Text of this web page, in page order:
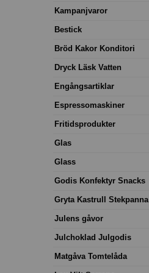
Kampanjvaror
Bestick
Bröd Kakor Konditori
Dryck Läsk Vatten
Engångsartiklar
Espressomaskiner
Fritidsprodukter
Glas
Glass
Godis Konfektyr Snacks
Gryta Kastrull Stekpanna
Julens gåvor
Julchoklad Julgodis
Matgåva Tomtelåda